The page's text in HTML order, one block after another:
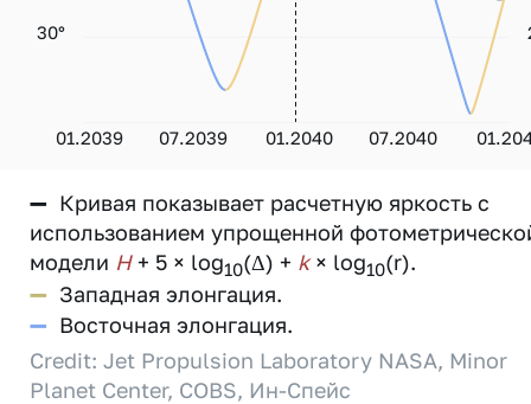
01.2039 07.2039 01.2040 07.2040
30°
— Кривая показывает расчетную яркость с
использованием упрощенной
модели H+ 5 × log10(Δ) + k× log10(r).
— Западная элонгация.
— Восточная элонгация.
Credit: Jet Propulsion Laboratory NASA, Minor
Planet Center, COBS, Ин-Спейс